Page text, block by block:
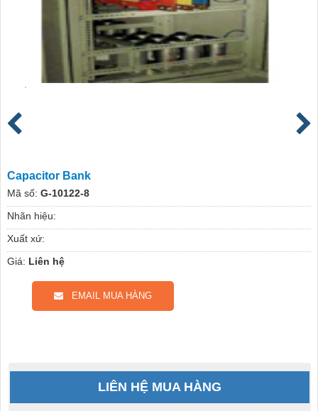
Capacitor Bank
Mã số: G-10122-8
Nhãn hiệu:
Xuất xứ:
Giá: Liên hệ
EMAIL MUA HÀNG
LIÊN HỆ MUA HÀNG